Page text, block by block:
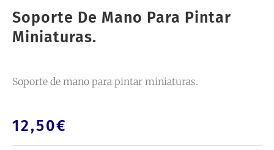
Soporte De Mano Para Pintar
Miniaturas.
Soporte de mano para pintar miniaturas.
12,50€